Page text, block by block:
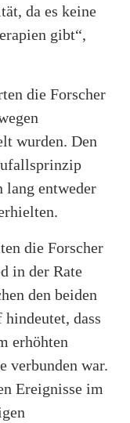
da es keine
gibt“,
die Forscher
wurden. Den
lang entweder
die Forscher
in der Rate
den beiden
dass
erhöhten
verbunden war.
Ereignisse im